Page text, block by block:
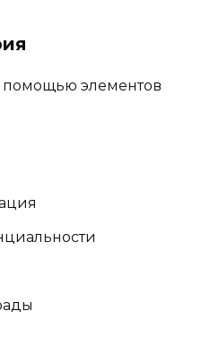
помощью элементов